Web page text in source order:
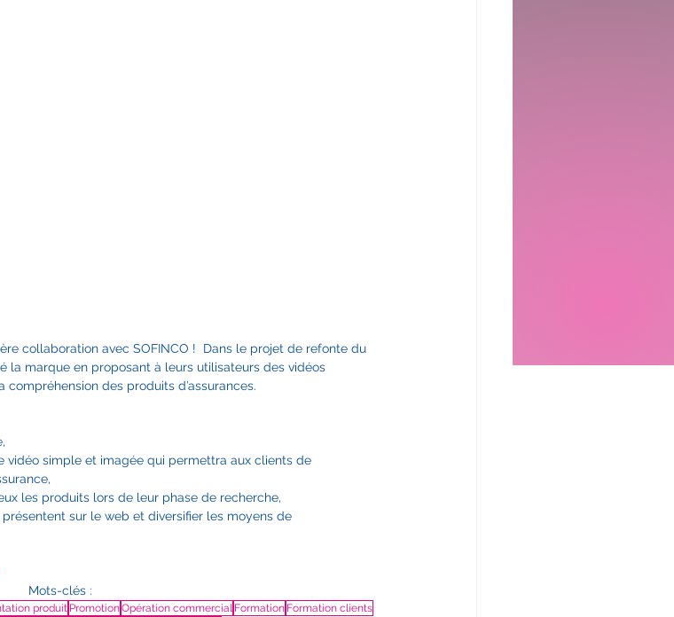
collaboration avec SOFINCO !  Dans le projet de refonte du
la marque en proposant à leurs utilisateurs des vidéos
compréhension des produits d’assurances.
simple et imagée qui permettra aux clients de
les produits lors de leur phase de recherche,
sur le web et diversifier les moyens de
Mots-clés :
produit PromotionOpération commercial Formation Formation clients